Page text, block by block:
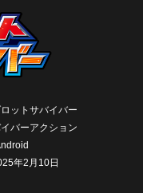
ットサバイバー
バーアクション
年2月10日